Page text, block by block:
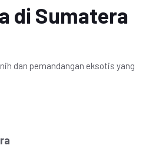
di Sumatera
dan pemandangan eksotis yang